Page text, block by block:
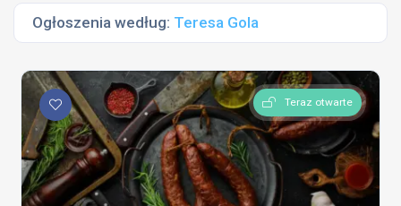
Ogłoszenia według: Teresa Gola
Teraz otwarte